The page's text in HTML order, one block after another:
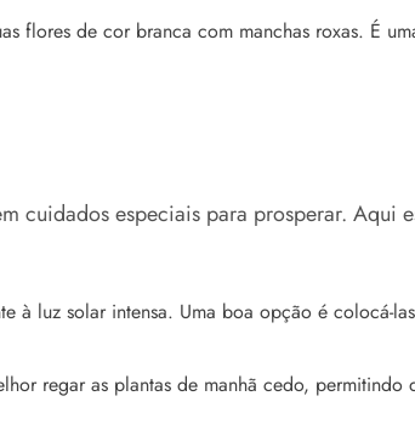
flores de cor branca com manchas roxas. É
cuidados especiais para prosperar. Aqui
à luz solar intensa. Uma boa opção é colocá-
regar as plantas de manhã cedo, permitindo